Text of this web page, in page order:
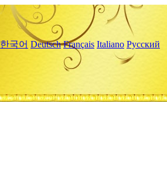
한국어 Deutsch Français Italiano Русский